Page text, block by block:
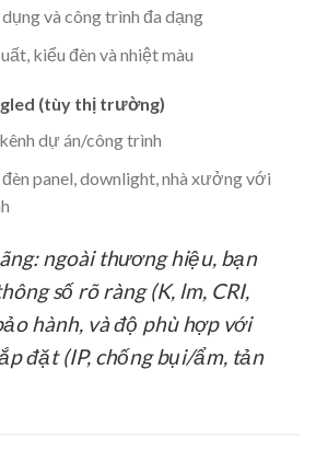
và công trình đa dạng
kiểu đèn và nhiệt màu
(tùy thị trường)
dự án/công trình
panel, downlight, nhà xưởng với
ngoài thương hiệu, bạn
số rõ ràng (K, lm, CRI,
hành, và độ phù hợp với
đặt (IP, chống bụi/ẩm, tản